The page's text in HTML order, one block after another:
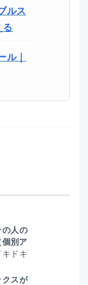
ルス
る
ル｜
の人の
別ア
ドキ
クスが